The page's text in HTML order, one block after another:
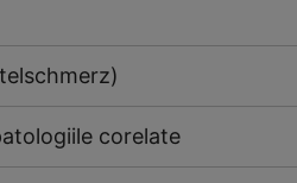
corelate